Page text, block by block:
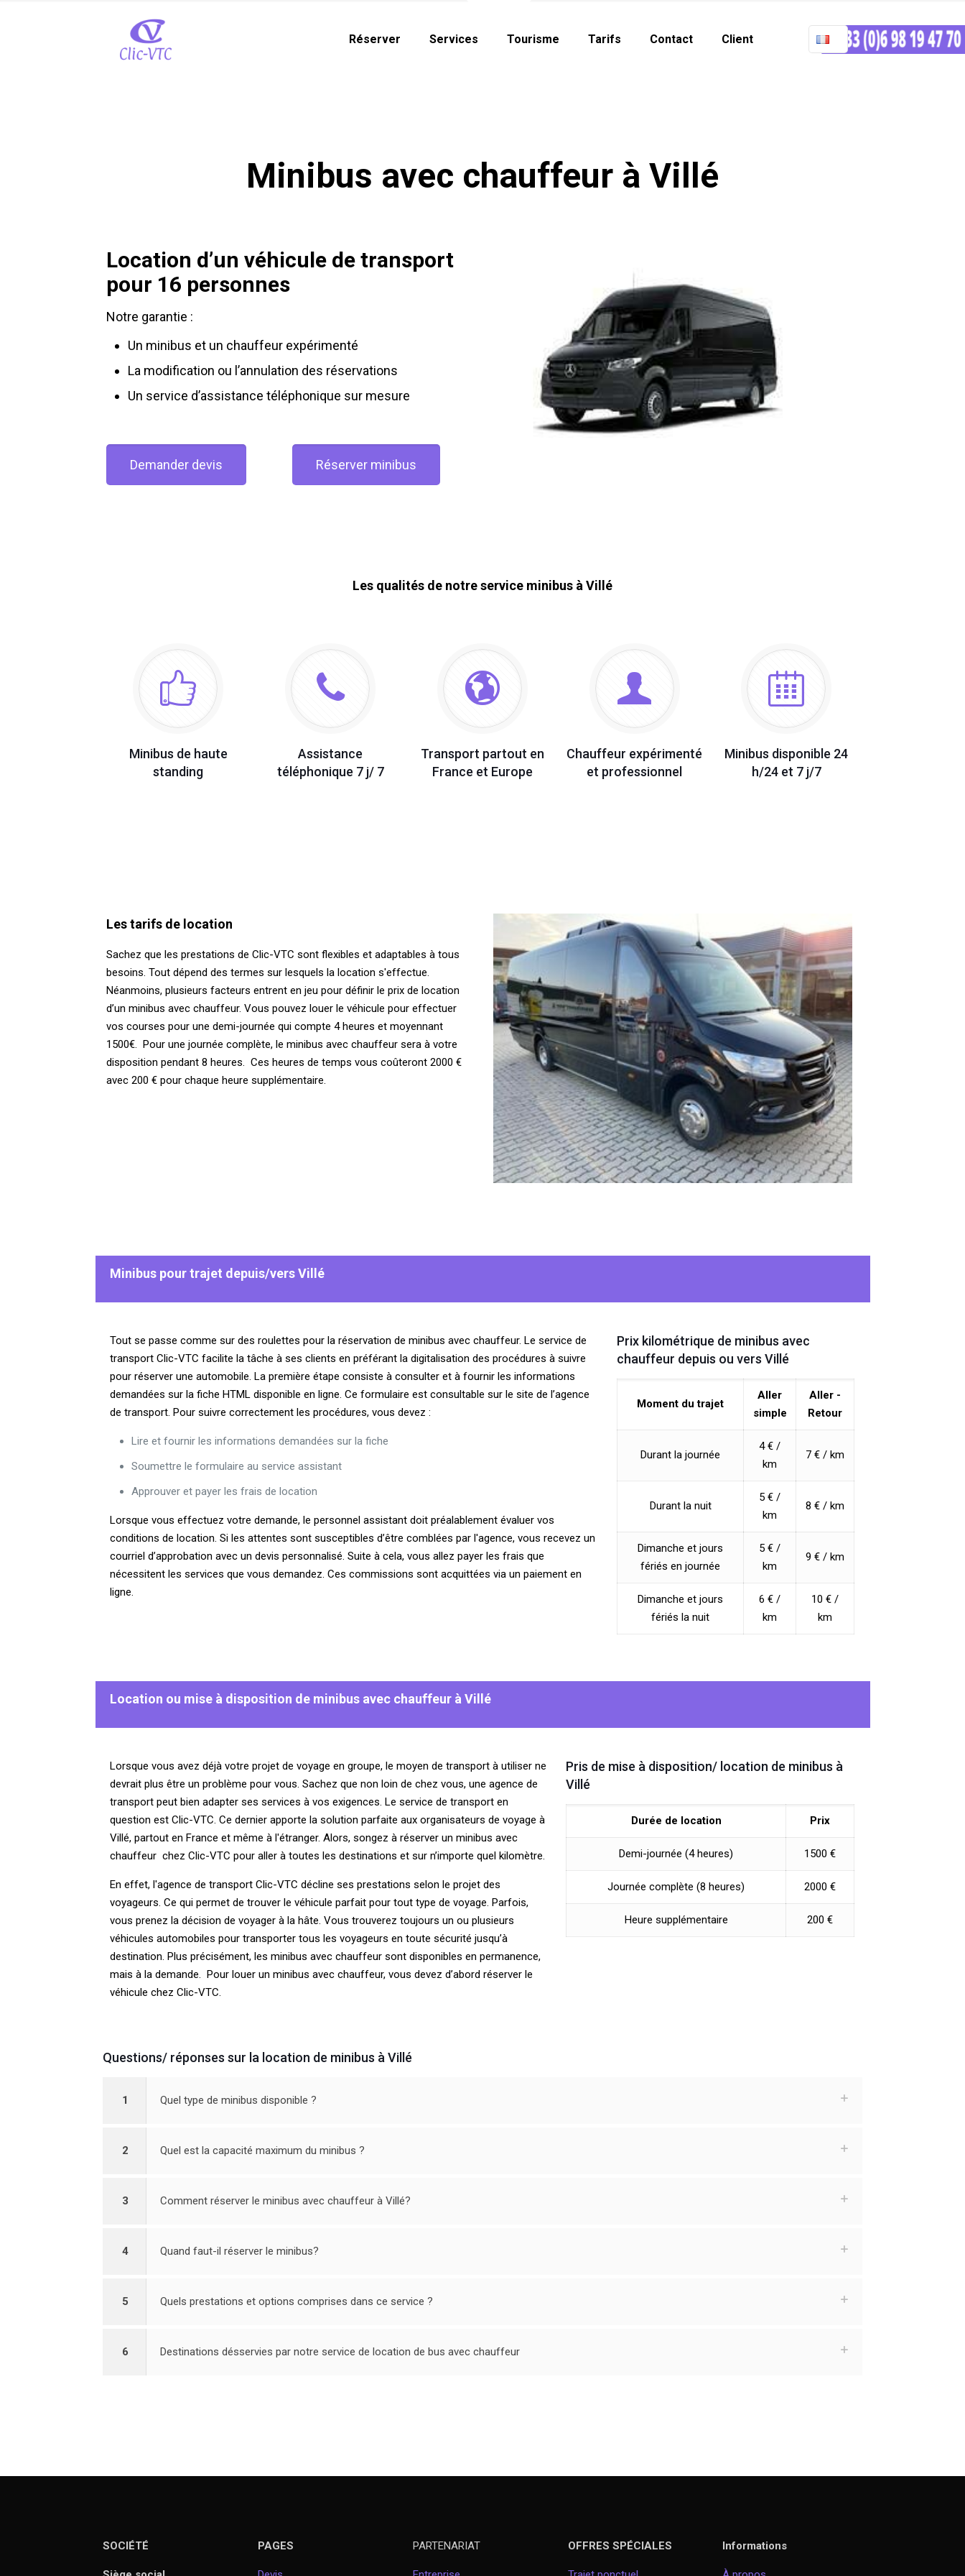
Réserver Services Tourisme Tarifs Contact Client
Minibus avec chauffeur à Villé
Location d’un véhicule de transport
pour 16 personnes
Notre garantie :
Un minibus et un chauffeur expérimenté
La modification ou l’annulation des réservations
Un service d’assistance téléphonique sur mesure
Demander devis Réserver minibus
Les qualités de notre service minibus à Villé
Minibus de haute
standing
Assistance
téléphonique 7 j/ 7
Transport partout en
France et Europe
Chauffeur expérimenté
et professionnel
Minibus disponible 24
h/24 et 7 j/7
Les tarifs de location
Sachez que les prestations de Clic-VTC sont flexibles et adaptables à tous
besoins. Tout dépend des termes sur lesquels la location s'effectue.
Néanmoins, plusieurs facteurs entrent en jeu pour définir le prix de location
d’un minibus avec chauffeur. Vous pouvez louer le véhicule pour effectuer
vos courses pour une demi-journée qui compte 4 heures et moyennant
1500€. Pour une journée complète, le minibus avec chauffeur sera à votre
disposition pendant 8 heures. Ces heures de temps vous coûteront 2000 €
avec 200 € pour chaque heure supplémentaire.
Minibus pour trajet depuis/vers Villé
Tout se passe comme sur des roulettes pour la réservation de minibus avec chauffeur. Le service de
transport Clic-VTC facilite la tâche à ses clients en préférant la digitalisation des procédures à suivre
pour réserver une automobile. La première étape consiste à consulter et à fournir les informations
demandées sur la fiche HTML disponible en ligne. Ce formulaire est consultable sur le site de l’agence
de transport. Pour suivre correctement les procédures, vous devez :
Lire et fournir les informations demandées sur la fiche
Soumettre le formulaire au service assistant
Approuver et payer les frais de location
Lorsque vous effectuez votre demande, le personnel assistant doit préalablement évaluer vos
conditions de location. Si les attentes sont susceptibles d’être comblées par l'agence, vous recevez un
courriel d’approbation avec un devis personnalisé. Suite à cela, vous allez payer les frais que
nécessitent les services que vous demandez. Ces commissions sont acquittées via un paiement en
ligne.
Prix kilométrique de minibus avec
chauffeur depuis ou vers Villé
Moment du trajet
Aller
simple
Aller -
Retour
Durant la journée
4 € /
km
7 € / km
Durant la nuit
5 € /
km
8 € / km
Dimanche et jours
fériés en journée
5 € /
km
9 € / km
Dimanche et jours
fériés la nuit
6 € /
km
10 € /
km
Location ou mise à disposition de minibus avec chauffeur à Villé
Lorsque vous avez déjà votre projet de voyage en groupe, le moyen de transport à utiliser ne
devrait plus être un problème pour vous. Sachez que non loin de chez vous, une agence de
transport peut bien adapter ses services à vos exigences. Le service de transport en
question est Clic-VTC. Ce dernier apporte la solution parfaite aux organisateurs de voyage à
Villé, partout en France et même à l'étranger. Alors, songez à réserver un minibus avec
chauffeur chez Clic-VTC pour aller à toutes les destinations et sur n’importe quel kilomètre.
En effet, l'agence de transport Clic-VTC décline ses prestations selon le projet des
voyageurs. Ce qui permet de trouver le véhicule parfait pour tout type de voyage. Parfois,
vous prenez la décision de voyager à la hâte. Vous trouverez toujours un ou plusieurs
véhicules automobiles pour transporter tous les voyageurs en toute sécurité jusqu’à
destination. Plus précisément, les minibus avec chauffeur sont disponibles en permanence,
mais à la demande. Pour louer un minibus avec chauffeur, vous devez d’abord réserver le
véhicule chez Clic-VTC.
Pris de mise à disposition/ location de minibus à
Villé
Durée de location Prix
Demi-journée (4 heures) 1500 €
Journée complète (8 heures) 2000 €
Heure supplémentaire 200 €
Questions/ réponses sur la location de minibus à Villé
1 Quel type de minibus disponible ?
2 Quel est la capacité maximum du minibus ?
3 Comment réserver le minibus avec chauffeur à Villé?
4 Quand faut-il réserver le minibus?
5 Quels prestations et options comprises dans ce service ?
6 Destinations désservies par notre service de location de bus avec chauffeur
SOCIÉTÉ PAGES PARTENARIAT OFFRES SPÉCIALES Informations